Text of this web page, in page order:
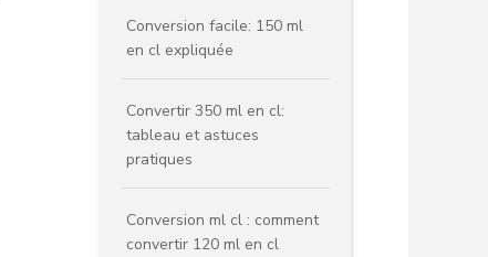
Conversion facile: 150 ml
en cl expliquée
Convertir 350 ml en cl:
tableau et astuces
pratiques
Conversion ml cl : comment
convertir 120 ml en cl